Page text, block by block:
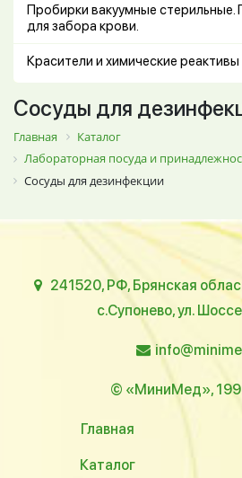
Пробирки вакуумные
для забора крови.
Красители и химические реактивы
Сосуды для
Главная
Каталог
Лабораторная посуда и
Сосуды для дезинфекции
241520, РФ, Брянская
с.Супонево, ул.
© «МиниМед»,
Главная
Каталог